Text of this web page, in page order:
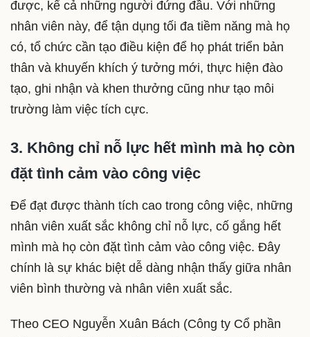
được, kể cả những người đứng đầu. Với những
nhân viên này, để tận dụng tối đa tiềm năng mà họ
có, tổ chức cần tạo điều kiện để họ phát triển bản
thân và khuyến khích ý tưởng mới, thực hiện đào
tạo, ghi nhận và khen thưởng cũng như tạo môi
trường làm việc tích cực.
3. Không chỉ nỗ lực hết mình mà họ còn
đặt tình cảm vào công việc
Để đạt được thành tích cao trong công việc, những
nhân viên xuất sắc không chỉ nỗ lực, cố gắng hết
mình mà họ còn đặt tình cảm vào công việc. Đây
chính là sự khác biệt dễ dàng nhận thấy giữa nhân
viên bình thường và nhân viên xuất sắc.
Theo CEO Nguyễn Xuân Bách (Công ty Cổ phần